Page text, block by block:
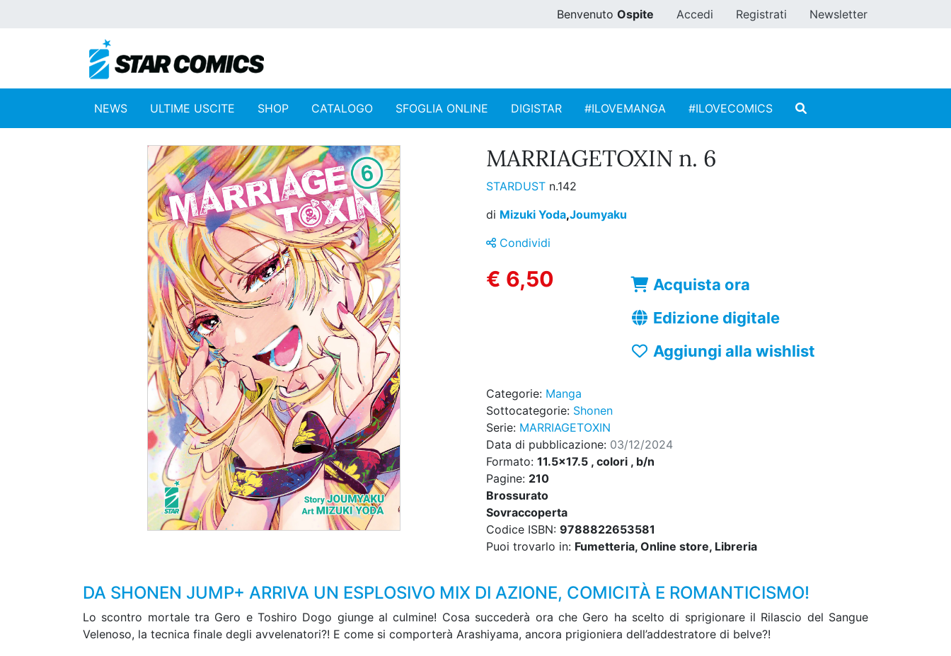
Benvenuto Ospite Accedi Registrati Newsletter
NEWS ULTIME USCITE SHOP CATALOGO SFOGLIA ONLINE DIGISTAR #ILOVEMANGA #ILOVECOMICS
MARRIAGETOXIN n. 6
STARDUST n.142
di Mizuki Yoda,Joumyaku
Condividi
€ 6,50
Acquista ora
Edizione digitale
Aggiungi alla wishlist
Categorie: Manga
Sottocategorie: Shonen
Serie: MARRIAGETOXIN
Data di pubblicazione: 03/12/2024
Formato: 11.5x17.5 , colori , b/n
Pagine: 210
Brossurato
Sovraccoperta
Codice ISBN: 9788822653581
Puoi trovarlo in: Fumetteria, Online store, Libreria
DA SHONEN JUMP+ ARRIVA UN ESPLOSIVO MIX DI AZIONE, COMICITÀ E ROMANTICISMO!
Lo scontro mortale tra Gero e Toshiro Dogo giunge al culmine! Cosa succederà ora che Gero ha scelto di sprigionare il Rilascio del Sangue
Velenoso, la tecnica finale degli avvelenatori?! E come si comporterà Arashiyama, ancora prigioniera dell’addestratore di belve?!